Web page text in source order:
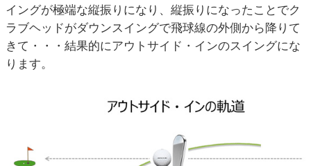
イングが極端な縦振りになり、縦振りになったことでク
ラブヘッドがダウンスイングで飛球線の外側から降りて
きて・・・結果的にアウトサイド・インのスイングにな
ります。